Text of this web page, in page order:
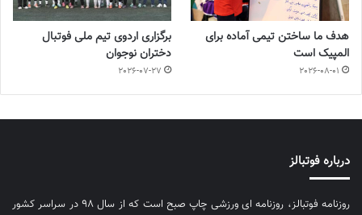
هدف ما ساختن تیمی آماده برای
المپیک است
2026-08-01
برگزاری اردوی تیم ملی فوتبال
دختران نوجوان
2026-07-27
درباره فوتبالز
روزنامه فوتبالز، روزنامه ای ورزشی چاپ صبح است که از سال ۹۸ در سراسر کشور